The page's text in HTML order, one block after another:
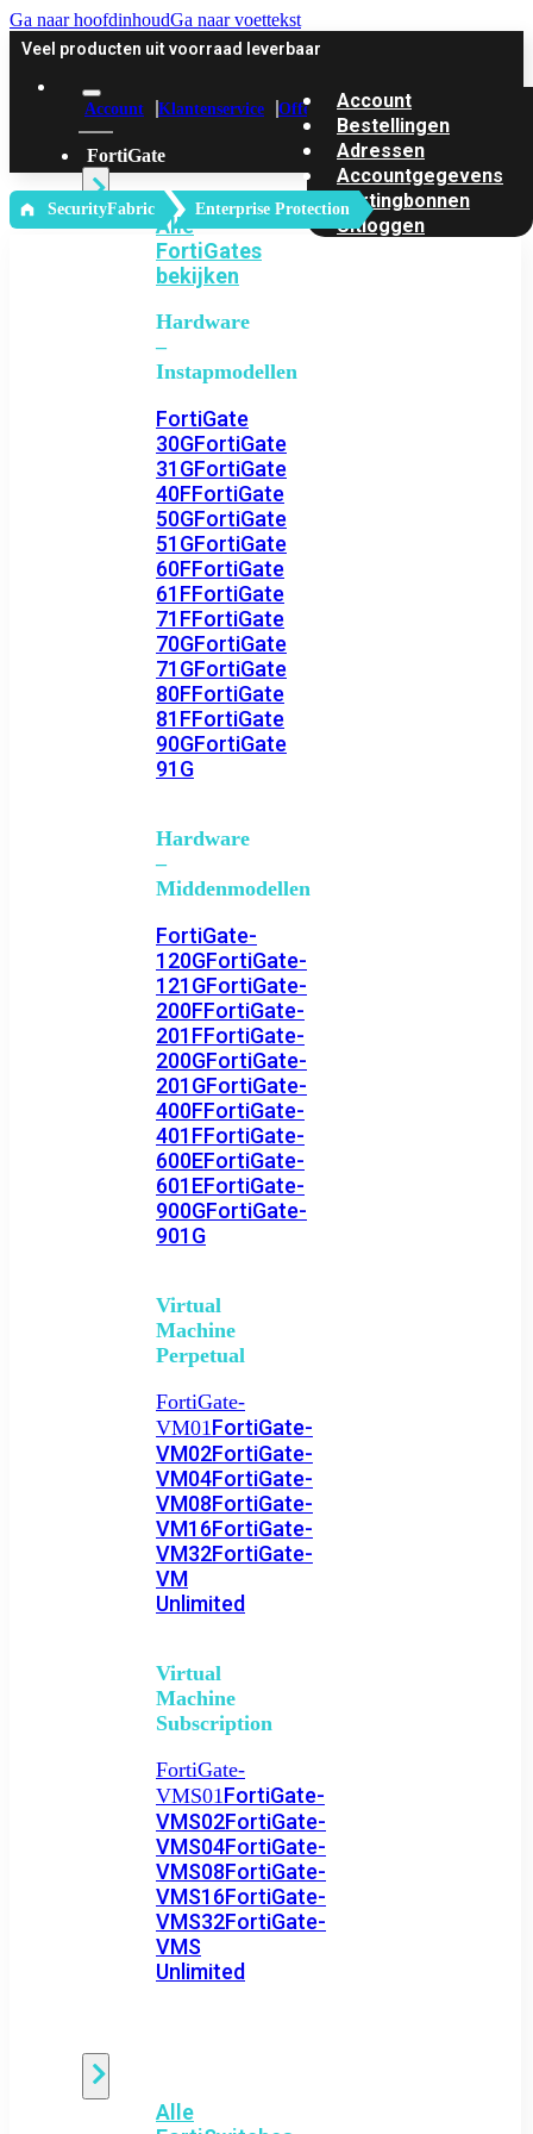
Ga naar hoofdinhoudGa naar voettekst
Veel producten uit voorraad leverbaar
Account Klantenservice Offerte
FortiGate
Alle
FortiGates
bekijken
Hardware
–
Instapmodellen
FortiGate
30GFortiGate
31GFortiGate
40FFortiGate
50GFortiGate
51GFortiGate
60FFortiGate
61FFortiGate
71FFortiGate
70GFortiGate
71GFortiGate
80FFortiGate
81FFortiGate
90GFortiGate
91G
Hardware
–
Middenmodellen
FortiGate-
120GFortiGate-
121GFortiGate-
200FFortiGate-
201FFortiGate-
200GFortiGate-
201GFortiGate-
400FFortiGate-
401FFortiGate-
600EFortiGate-
601EFortiGate-
900GFortiGate-
901G
Virtual
Machine
Perpetual
FortiGate-
VM01FortiGate-
VM02FortiGate-
VM04FortiGate-
VM08FortiGate-
VM16FortiGate-
VM32FortiGate-
VM
Unlimited
Virtual
Machine
Subscription
FortiGate-
VMS01FortiGate-
VMS02FortiGate-
VMS04FortiGate-
VMS08FortiGate-
VMS16FortiGate-
VMS32FortiGate-
VMS
Unlimited
Alle
Account
Bestellingen
Adressen
Accountgegevens
Kortingbonnen
Uitloggen
‎ SecurityFabric Enterprise Protection